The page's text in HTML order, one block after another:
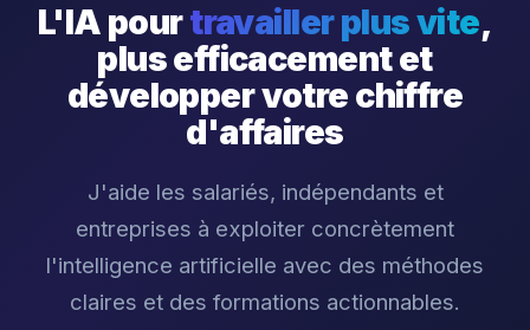
L'IA pourtravailler plus vite,
plus efficacement et
développer votre chiffre
d'affaires
J'aide les salariés, indépendants et
entreprises à exploiter concrètement
l'intelligence artificielle avec des méthodes
claires et des formations actionnables.